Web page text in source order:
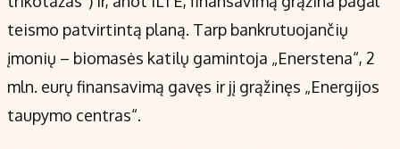
teismo patvirtintą planą. Tarp bankrutuojančių
įmonių – biomasės katilų gamintoja „Enerstena“, 2
mln. eurų finansavimą gavęs ir jį grąžinęs „Energijos
taupymo centras“.